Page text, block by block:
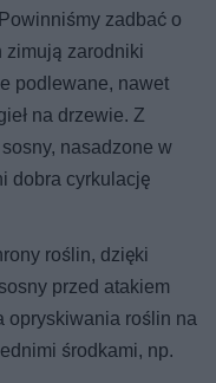
zadbać o
zimują zarodniki
podlewane, nawet
na drzewie. Z
nasadzone w
dobra cyrkulację
roślin, dzięki
przed atakiem
opryskiwania roślin na
środkami, np.